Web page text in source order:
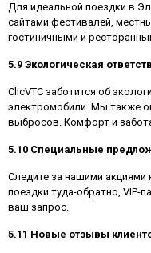
Для идеальной поездки в
сайтами фестивалей,
гостиничными и
5.9 Экологическая
ClicVTC заботится об
электромобили. Мы также
выбросов. Комфорт и
5.10 Специальные
Следите за нашими акциями
поездки туда-обратно, VIP-
ваш запрос.
5.11 Новые отзывы